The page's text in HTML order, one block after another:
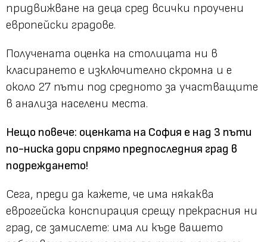
придвижване на деца сред всички проучени
европейски градове.
Получената оценка на столицата ни в
класирането е изключително скромна и е
около 27 пъти под средното за участващите
в анализа населени места.
Нещо повече: оценката на София е над 3 пъти
по-ниска дори спрямо предпоследния град в
подреждането!
Сега, преди да кажете, че има някаква
еврогейска конспирация срещу прекрасния ни
град, се замислете: има ли къде вашето